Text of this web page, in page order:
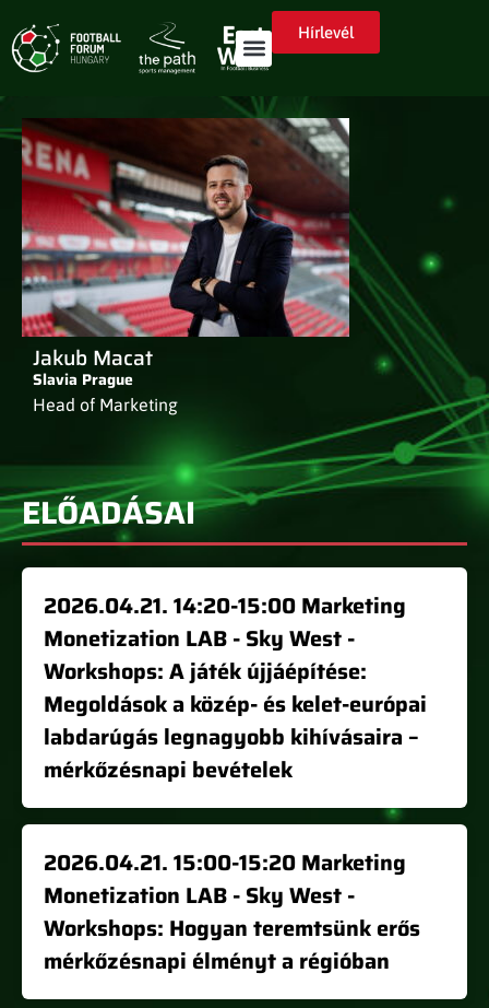
Hírlevél
Jakub Macat
Slavia Prague
Head of Marketing
ELŐADÁSAI
2026.04.21. 14:20-15:00 Marketing
Monetization LAB - Sky West -
Workshops: A játék újjáépítése:
Megoldások a közép- és kelet-európai
labdarúgás legnagyobb kihívásaira –
mérkőzésnapi bevételek
2026.04.21. 15:00-15:20 Marketing
Monetization LAB - Sky West -
Workshops: Hogyan teremtsünk erős
mérkőzésnapi élményt a régióban